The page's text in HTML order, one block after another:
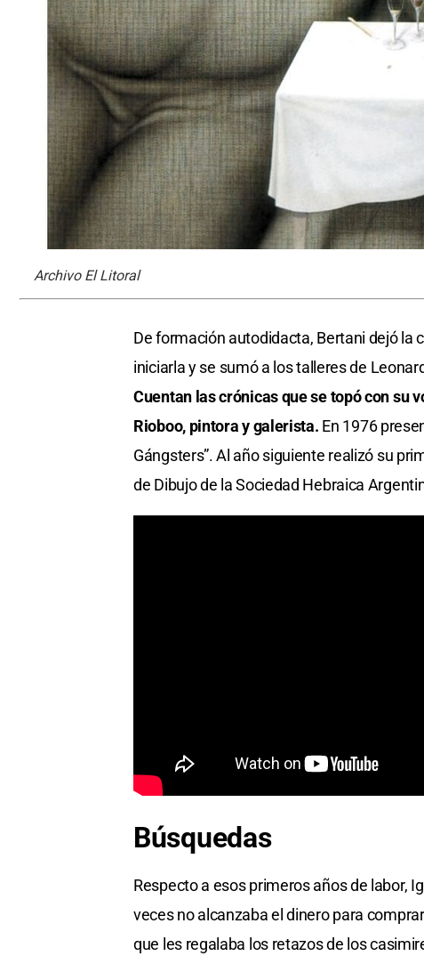
Archivo El Litoral
De formación autodidacta, Bertani dejó la
iniciarla y se sumó a los talleres de
Cuentan las crónicas que se topó con su
Rioboo, pintora y galerista. En 1976
Gángsters”. Al año siguiente realizó su
de Dibujo de la Sociedad Hebraica
Búsquedas
Respecto a esos primeros años de labor,
veces no alcanzaba el dinero para
que les regalaba los retazos de los